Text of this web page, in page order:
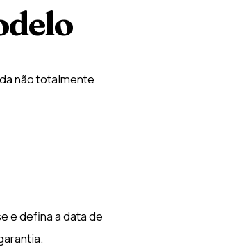
não totalmente
e defina a data de